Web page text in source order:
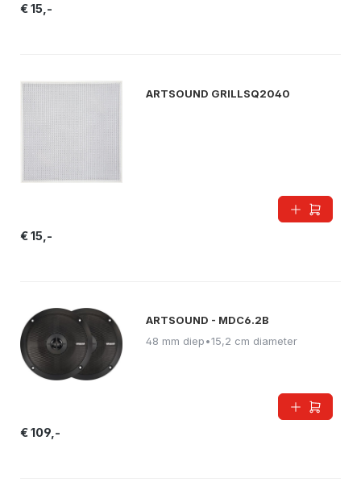
€ 15,-
ARTSOUND GRILLSQ2040
€ 15,-
ARTSOUND - MDC6.2B
48 mm diep•15,2 cm diameter
€ 109,-